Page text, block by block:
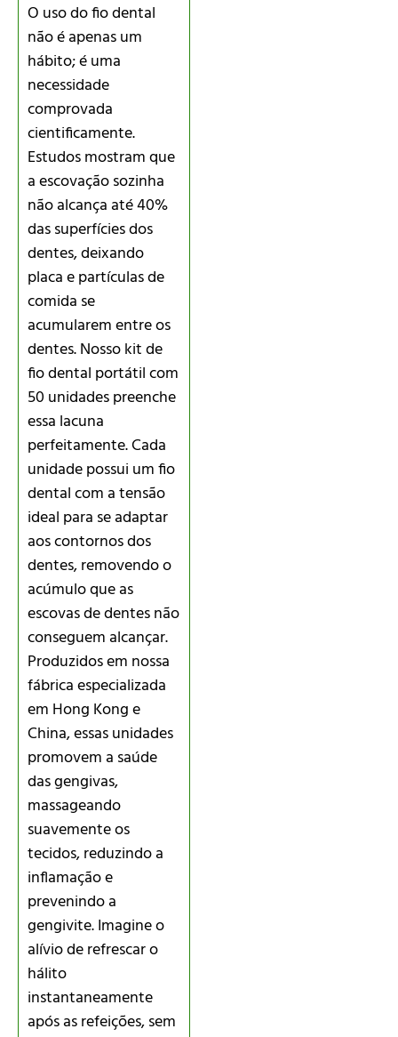
O uso do fio dental
não é apenas um
hábito; é uma
necessidade
comprovada
cientificamente.
Estudos mostram que
a escovação sozinha
não alcança até 40%
das superfícies dos
dentes, deixando
placa e partículas de
comida se
acumularem entre os
dentes. Nosso kit de
fio dental portátil com
50 unidades preenche
essa lacuna
perfeitamente. Cada
unidade possui um fio
dental com a tensão
ideal para se adaptar
aos contornos dos
dentes, removendo o
acúmulo que as
escovas de dentes não
conseguem alcançar.
Produzidos em nossa
fábrica especializada
em Hong Kong e
China, essas unidades
promovem a saúde
das gengivas,
massageando
suavemente os
tecidos, reduzindo a
inflamação e
prevenindo a
gengivite. Imagine o
alívio de refrescar o
hálito
instantaneamente
após as refeições, sem